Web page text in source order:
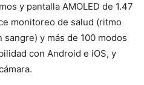
y pantalla AMOLED de 1.47
monitoreo de salud (ritmo
y más de 100 modos
con Android e iOS, y